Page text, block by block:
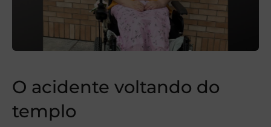
O acidente voltando do
templo